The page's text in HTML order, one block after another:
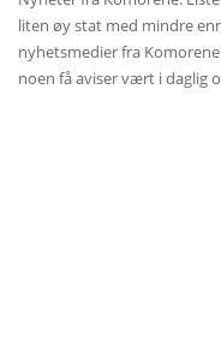
liten øy stat med mindre
nyhetsmedier fra
noen få aviser vært i daglig